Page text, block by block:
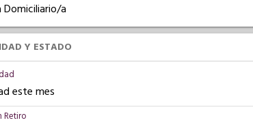
Domiciliario/a
Y ESTADO
este mes
Retiro